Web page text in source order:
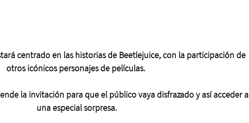
centrado en las historias de Beetlejuice, con la participación de
otros icónicos personajes de películas.
la invitación para que el público vaya disfrazado y así acceder a
una especial sorpresa.